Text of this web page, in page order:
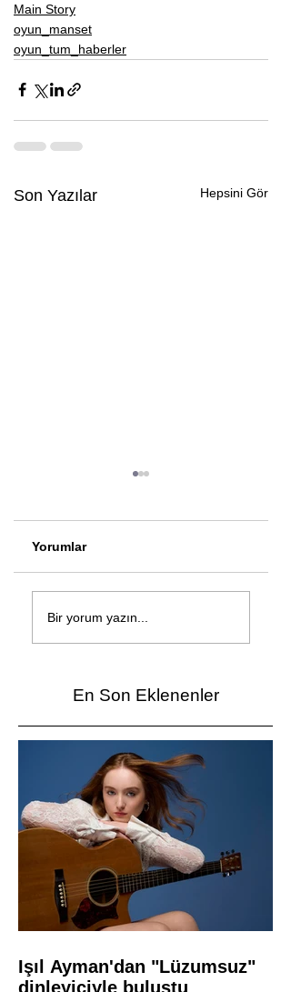
Main Story
oyun_manset
oyun_tum_haberler
Son Yazılar Hepsini Gör
yeni şarkı: Bir Ev
Yorumlar
Bir yorum yazın...
En Son Eklenenler
Işıl Ayman'dan "Lüzumsuz"
dinleyiciyle buluştu